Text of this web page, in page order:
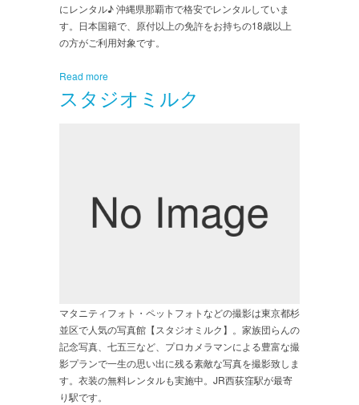
にレンタル♪ 沖縄県那覇市で格安でレンタルしていま
す。日本国籍で、原付以上の免許をお持ちの18歳以上
の方がご利用対象です。
Read more
スタジオミルク
マタニティフォト・ペットフォトなどの撮影は東京都杉
並区で人気の写真館【スタジオミルク】。家族団らんの
記念写真、七五三など、プロカメラマンによる豊富な撮
影プランで一生の思い出に残る素敵な写真を撮影致しま
す。衣装の無料レンタルも実施中。JR西荻窪駅が最寄
り駅です。